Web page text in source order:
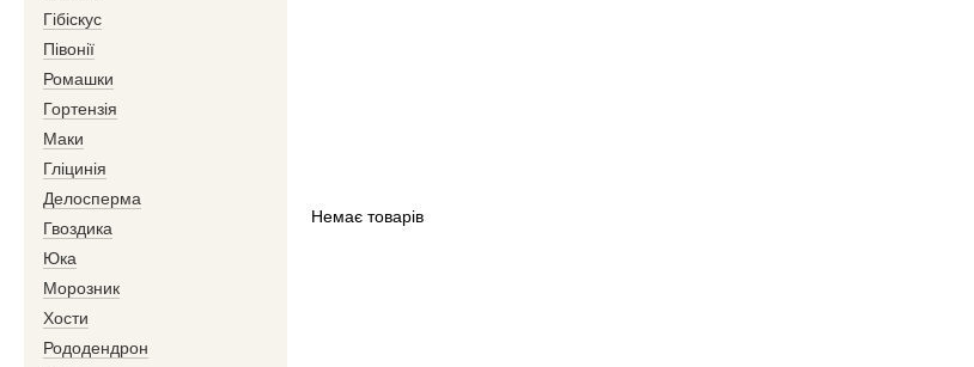
Немає товарів
Гібіскус
Півонії
Ромашки
Гортензія
Маки
Гліцинія
Делосперма
Гвоздика
Юка
Морозник
Хости
Рододендрон